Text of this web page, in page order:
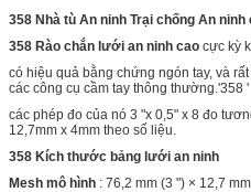
358 Nhà tù An ninh Trại chống An
358 Rào chắn lưới an ninh cao cực kỳ
có hiệu quả bằng chứng ngón tay, và
các công cụ cầm tay thông thường.'358 '
các phép đo của nó 3 "x 0,5" x 8 đo
12,7mm x 4mm theo số liệu.
358 Kích thước bảng lưới an ninh
Mesh mô hình : 76,2 mm (3 ") × 12,7